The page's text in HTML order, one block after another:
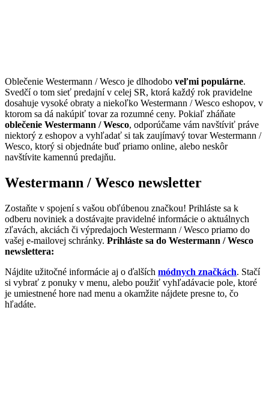
Oblečenie Westermann / Wesco je dlhodobo veľmi populárne.
Svedčí o tom sieť predajní v celej SR, ktorá každý rok pravidelne
dosahuje vysoké obraty a niekoľko Westermann / Wesco eshopov, v
ktorom sa dá nakúpiť tovar za rozumné ceny. Pokiaľ zháňate
oblečenie Westermann / Wesco, odporúčame vám navštíviť práve
niektorý z eshopov a vyhľadať si tak zaujímavý tovar Westermann /
Wesco, ktorý si objednáte buď priamo online, alebo neskôr
navštívite kamennú predajňu.
Westermann / Wesco newsletter
Zostaňte v spojení s vašou obľúbenou značkou! Prihláste sa k
odberu noviniek a dostávajte pravidelné informácie o aktuálnych
zľavách, akciách či výpredajoch Westermann / Wesco priamo do
vašej e-mailovej schránky. Prihláste sa do Westermann / Wesco
newslettera:
Nájdite užitočné informácie aj o ďalších módnych značkách. Stačí
si vybrať z ponuky v menu, alebo použiť vyhľadávacie pole, ktoré
je umiestnené hore nad menu a okamžite nájdete presne to, čo
hľadáte.